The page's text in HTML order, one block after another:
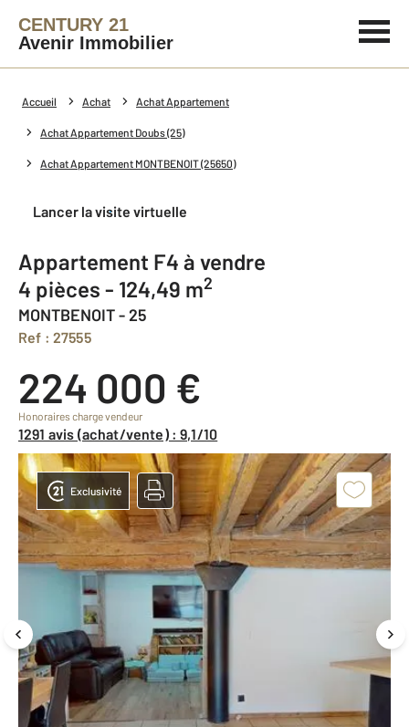
CENTURY 21
Avenir Immobilier
Accueil Achat Achat Appartement
Achat Appartement Doubs (25)
Achat Appartement MONTBENOIT (25650)
Lancer la visite virtuelle
Appartement F4 à vendre
4 pièces - 124,49 m2
MONTBENOIT - 25
Ref : 27555
224 000 €
Honoraires charge vendeur
1291 avis (achat/vente) : 9,1/10
Exclusivité